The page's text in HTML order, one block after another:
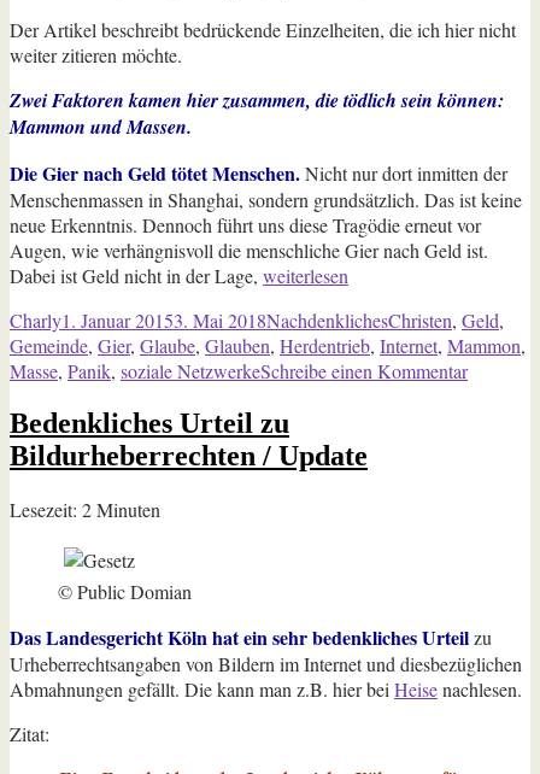
Der Artikel beschreibt bedrückende Einzelheiten, die ich hier nicht
weiter zitieren möchte.
Zwei Faktoren kamen hier zusammen, die tödlich sein können:
Mammon und Massen.
Die Gier nach Geld tötet Menschen.Nicht nur dort inmitten der
Menschenmassen in Shanghai, sondern grundsätzlich. Das ist keine
neue Erkenntnis. Dennoch führt uns diese Tragödie erneut vor
Augen, wie verhängnisvoll die menschliche Gier nach Geld ist.
Dabei ist Geld nicht in der Lage, „Mammons
–
der
Preis
Masse“
weiterlesen
Autor
CharlyVeröffentlicht
am
1. Januar 20153. Mai 2018Kategorien
NachdenklichesSchlagwörter
Christen, Geld,
Gemeinde, Gier, Glaube, Glauben, Herdentrieb, Internet, Mammon,
Masse, Panik, soziale NetzwerkeSchreibe einen Kommentarzu
Bedenkliches Urteil zu
Bildurheberrechten / Update
Lesezeit: 2Minuten
© Public Domian
Das Landesgericht Köln hat ein sehr bedenkliches Urteilzu
Urheberrechtsangaben von Bildern im Internet und diesbezüglichen
Abmahnungen gefällt. Die kann man z.B. hier beiHeisenachlesen.
Zitat: